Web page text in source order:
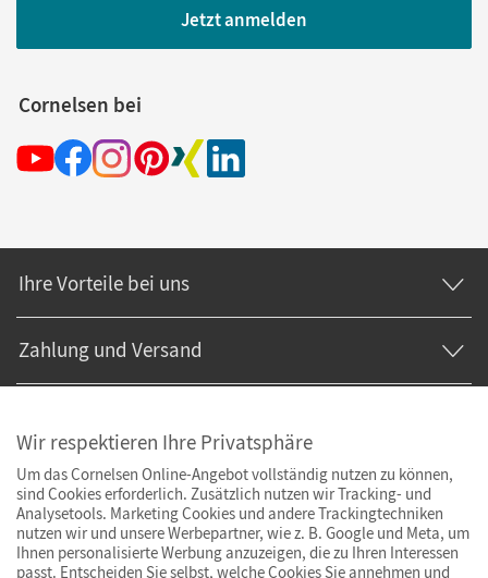
Jetzt anmelden
Cornelsen bei
Ihre Vorteile bei uns
Zahlung und Versand
Wir respektieren Ihre Privatsphäre
Um das Cornelsen Online-Angebot vollständig nutzen zu können,
sind Cookies erforderlich. Zusätzlich nutzen wir Tracking- und
Analysetools. Marketing Cookies und andere Trackingtechniken
nutzen wir und unsere Werbepartner, wie z. B. Google und Meta, um
Ihnen personalisierte Werbung anzuzeigen, die zu Ihren Interessen
passt. Entscheiden Sie selbst, welche Cookies Sie annehmen und